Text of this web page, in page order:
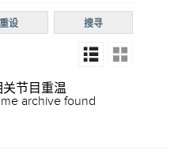
普通
搜寻
重设
节目重温
archive found